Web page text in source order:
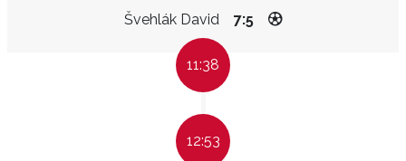
Švehlák David 7:5
11:38
12:53